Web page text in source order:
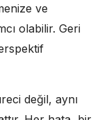
ve
olabilir. Geri
değil, aynı